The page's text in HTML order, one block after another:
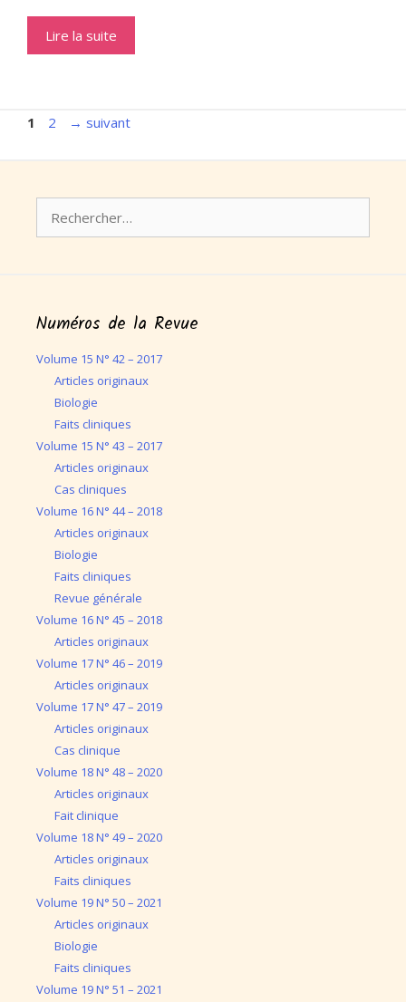
Lire la suite
Page
1 Page
2 → suivant
Numéros de la Revue
Volume 15 N° 42 – 2017
Articles originaux
Biologie
Faits cliniques
Volume 15 N° 43 – 2017
Articles originaux
Cas cliniques
Volume 16 N° 44 – 2018
Articles originaux
Biologie
Faits cliniques
Revue générale
Volume 16 N° 45 – 2018
Articles originaux
Volume 17 N° 46 – 2019
Articles originaux
Volume 17 N° 47 – 2019
Articles originaux
Cas clinique
Volume 18 N° 48 – 2020
Articles originaux
Fait clinique
Volume 18 N° 49 – 2020
Articles originaux
Faits cliniques
Volume 19 N° 50 – 2021
Articles originaux
Biologie
Faits cliniques
Volume 19 N° 51 – 2021